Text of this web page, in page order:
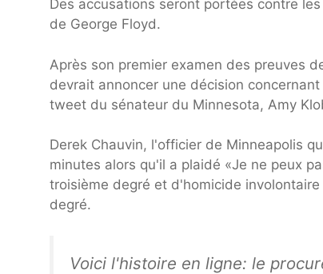
Des accusations seront portées contre
de George Floyd.
Après son premier examen des preuves
devrait annoncer une décision
tweet du sénateur du Minnesota, Amy
Derek Chauvin, l'officier de Minneapolis
minutes alors qu'il a plaidé «Je ne peux
troisième degré et d'homicide
degré.
Voici l'histoire en ligne: le